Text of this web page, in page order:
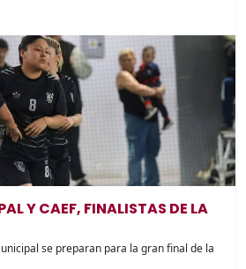
Y CAEF, FINALISTAS DE LA
se preparan para la gran final de la